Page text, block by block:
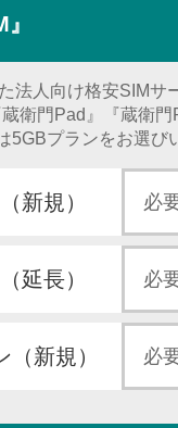
法人向け格安SIM
衛門Pad』『蔵衛
プランをお選び
新規）
延長）
新規）